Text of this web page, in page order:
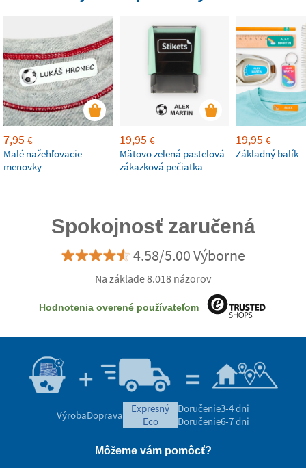
7,95 €
Malé nažehľovacie
menovky
19,95 €
Mätovo zelená pastelová
zákazková pečiatka
19,95 €
Základný balík
Spokojnosť zaručená
4.58/5.00 Výborne
Na základe 8.018 názorov
Hodnotenia overené používateľom
VýrobaDoprava
expresný
eco
Doručenie3-4 dni
Doručenie6-7 dni
Môžeme vám pomôcť?